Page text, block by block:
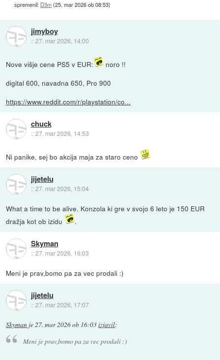
spremenil: D3m(25. mar 2026 ob 08:53)
jimyboy
::27. mar 2026, 14:00
Nove višje cene PS5 v EUR:
noro !!
digital 600, navadna 650, Pro 900
https://www.reddit.com/r/playstation/co...
chuck
::27. mar 2026, 14:53
Ni panike, sej bo akcija maja za staro ceno
jijetelu
::27. mar 2026, 15:04
What a time to be alive. Konzola ki gre v svojo 6 leto je 150 EUR
dražja kot ob izidu
.
Skyman
::27. mar 2026, 16:03
Meni je prav,bomo pa za vec prodali :)
jijetelu
::27. mar 2026, 17:07
Skyman je27. mar 2026 ob 16:03izjavil:
Meni je prav,bomo pa za vec prodali :)